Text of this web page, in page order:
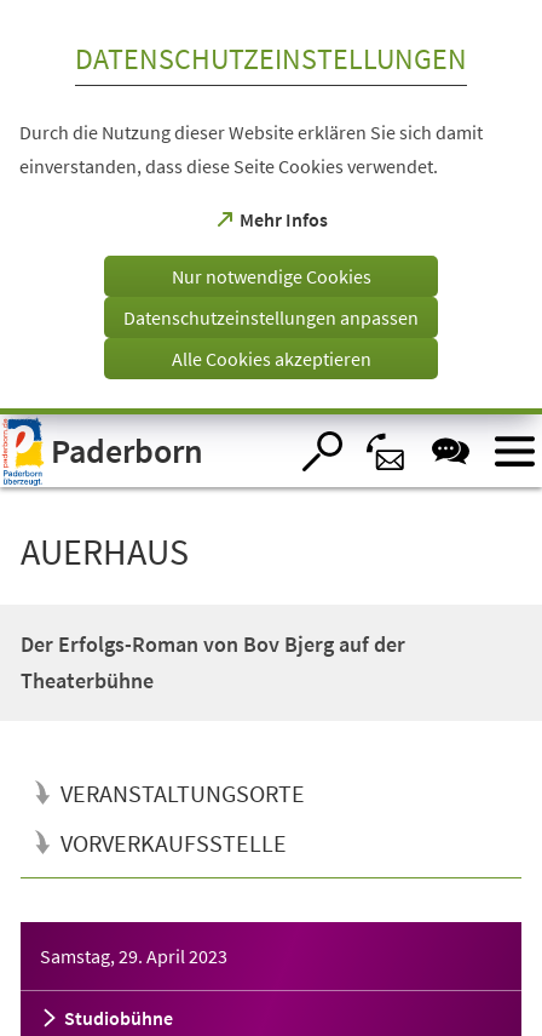
Visuelle
Assistenzsoftware
öffnen.
DATENSCHUTZEINSTELLUNGEN
Durch die Nutzung dieser Website erklären Sie sich damit
einverstanden, dass diese Seite Cookies verwendet.
Mehr Infos
(Öffnet
einem
Tab)
Nur notwendige Cookies
Datenschutzeinstellungen anpassen
Alle Cookies akzeptieren
Paderborn
AUERHAUS
Der Erfolgs-Roman von Bov Bjerg auf der
Theaterbühne
VERANSTALTUNGSORTE
VORVERKAUFSSTELLE
Samstag, 29. April 2023
Studiobühne